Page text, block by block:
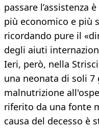
passare l’assistenza
più economico e più
ricordando pure il
degli aiuti
Ieri, però, nella
una neonata di soli
malnutrizione
riferito da una fonte
causa del decesso è